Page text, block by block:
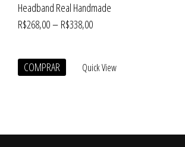
Headband Real Handmade
R$268,00– R$338,00
COMPRAR Quick View